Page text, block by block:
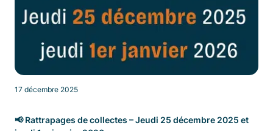
17 décembre 2025
📢 Rattrapages de collectes – Jeudi 25 décembre 2025 et